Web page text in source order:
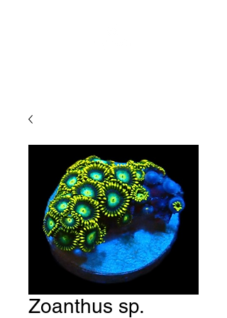
Zoanthus sp.